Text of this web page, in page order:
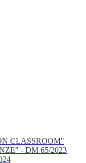
CLASSROOM"
- DM 65/2023